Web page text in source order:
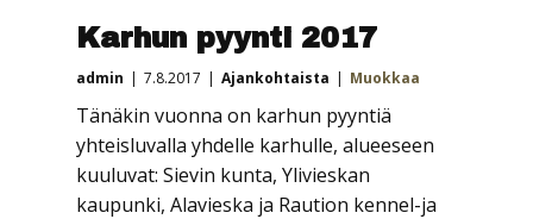
Karhun pyynti 2017
admin 7.8.2017 Ajankohtaista Muokkaa
Tänäkin vuonna on karhun pyyntiä
yhteisluvalla yhdelle karhulle, alueeseen
kuuluvat: Sievin kunta, Ylivieskan
kaupunki, Alavieska ja Raution kennel-ja